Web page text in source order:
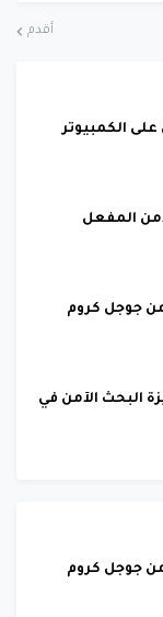
أقدم
الكمبيوتر
المفعل
من جوجل كروم
البحث الآمن في
من جوجل كروم